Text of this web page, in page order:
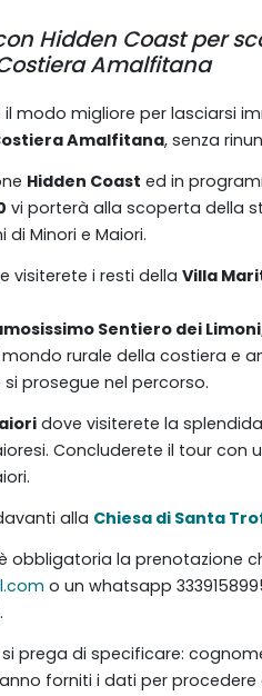
Hidden Coast per
Amalfitana
il modo migliore per lasciarsi
Amalfitana, senza
Hidden Coast ed in
vi porterà alla scoperta della
Minori e Maiori.
visiterete i resti della Villa
Sentiero dei
rurale della costiera e
prosegue nel percorso.
dove visiterete la splendida
Concluderete il tour con
alla Chiesa di Santa
obbligatoria la prenotazione
o un whatsapp
prega di specificare:
forniti i dati per